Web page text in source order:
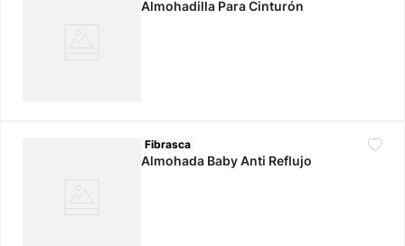
Almohadilla Para Cinturón
Fibrasca
Almohada Baby Anti Reflujo